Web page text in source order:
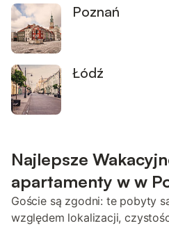
Poznań
Łódź
Najlepsze
apartamenty w w
Goście są zgodni: te pobyty
względem lokalizacji,